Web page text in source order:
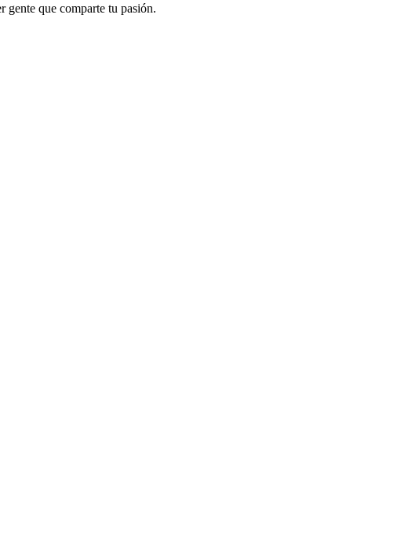
gente que comparte tu pasión.